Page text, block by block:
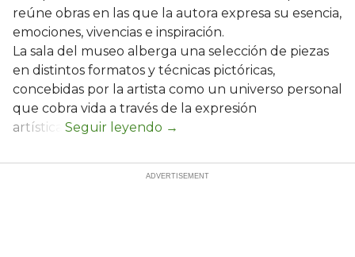
reúne obras en las que la autora expresa su esencia,
emociones, vivencias e inspiración.
La sala del museo alberga una selección de piezas
en distintos formatos y técnicas pictóricas,
concebidas por la artista como un universo personal
que cobra vida a través de la expresión
artística.